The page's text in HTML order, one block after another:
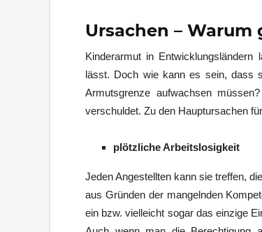
Ursachen –
Kinderarmut in
lässt. Doch wie kann es sein, dass
Armutsgrenze aufwachsen
verschuldet. Zu den Hauptursachen
plötzliche Arbeitslosigkeit
Jeden Angestellten kann sie treffen,
aus Gründen der mangelnden
ein bzw. vielleicht sogar das einzige